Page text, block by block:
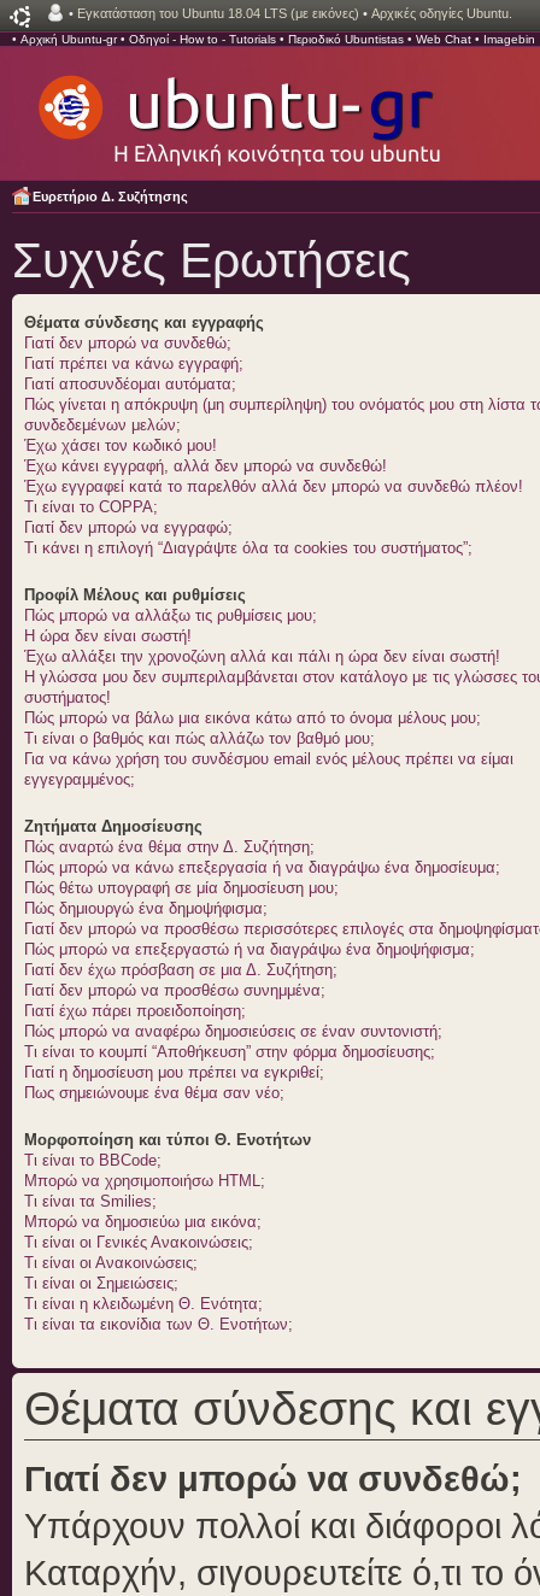
• Εγκατάσταση του Ubuntu 18.04 LTS (με εικόνες) • Αρχικές οδηγίες Ubuntu.
• Αρχική Ubuntu-gr• Οδηγοί - How to - Tutorials • Περιοδικό Ubuntistas • Web Chat • Imagebin
Ευρετήριο Δ. Συζήτησης
Συχνές Ερωτήσεις
Θέματα σύνδεσης και εγγραφής
Γιατί δεν μπορώ να συνδεθώ;
Γιατί πρέπει να κάνω εγγραφή;
Γιατί αποσυνδέομαι αυτόματα;
Πώς γίνεται η απόκρυψη (μη συμπερίληψη) του ονόματός μου στη λίστα
συνδεδεμένων μελών;
Έχω χάσει τον κωδικό μου!
Έχω κάνει εγγραφή, αλλά δεν μπορώ να συνδεθώ!
Έχω εγγραφεί κατά το παρελθόν αλλά δεν μπορώ να συνδεθώ πλέον!
Τι είναι το COPPA;
Γιατί δεν μπορώ να εγγραφώ;
Τι κάνει η επιλογή “Διαγράψτε όλα τα cookies του συστήματος”;
Προφίλ Μέλους και ρυθμίσεις
Πώς μπορώ να αλλάξω τις ρυθμίσεις μου;
Η ώρα δεν είναι σωστή!
Έχω αλλάξει την χρονοζώνη αλλά και πάλι η ώρα δεν είναι σωστή!
Η γλώσσα μου δεν συμπεριλαμβάνεται στον κατάλογο με τις γλώσσες
συστήματος!
Πώς μπορώ να βάλω μια εικόνα κάτω από το όνομα μέλους μου;
Τι είναι ο βαθμός και πώς αλλάζω τον βαθμό μου;
Για να κάνω χρήση του συνδέσμου email ενός μέλους πρέπει να είμαι
εγγεγραμμένος;
Ζητήματα Δημοσίευσης
Πώς αναρτώ ένα θέμα στην Δ. Συζήτηση;
Πώς μπορώ να κάνω επεξεργασία ή να διαγράψω ένα δημοσίευμα;
Πώς θέτω υπογραφή σε μία δημοσίευση μου;
Πώς δημιουργώ ένα δημοψήφισμα;
Γιατί δεν μπορώ να προσθέσω περισσότερες επιλογές στα
Πώς μπορώ να επεξεργαστώ ή να διαγράψω ένα δημοψήφισμα;
Γιατί δεν έχω πρόσβαση σε μια Δ. Συζήτηση;
Γιατί δεν μπορώ να προσθέσω συνημμένα;
Γιατί έχω πάρει προειδοποίηση;
Πώς μπορώ να αναφέρω δημοσιεύσεις σε έναν συντονιστή;
Τι είναι το κουμπί “Αποθήκευση” στην φόρμα δημοσίευσης;
Γιατί η δημοσίευση μου πρέπει να εγκριθεί;
Πως σημειώνουμε ένα θέμα σαν νέο;
Μορφοποίηση και τύποι Θ. Ενοτήτων
Τι είναι το BBCode;
Μπορώ να χρησιμοποιήσω HTML;
Τι είναι τα Smilies;
Μπορώ να δημοσιεύω μια εικόνα;
Τι είναι οι Γενικές Ανακοινώσεις;
Τι είναι οι Ανακοινώσεις;
Τι είναι οι Σημειώσεις;
Τι είναι η κλειδωμένη Θ. Ενότητα;
Τι είναι τα εικονίδια των Θ. Ενοτήτων;
Θέματα σύνδεσης και
Γιατί δεν μπορώ να συνδεθώ;
Υπάρχουν πολλοί και διάφοροι
Καταρχήν, σιγουρευτείτε ό,τι